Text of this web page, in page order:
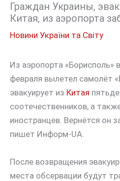
Граждан Украины,
Китая, из аэропорта
Новини України та Світу
Из аэропорта «Борисполь»
февраля вылетел самолёт
эвакуирует из Китая
соотечественников, а
иностранцев. Вернётся он
пишет Информ-UA.
После возвращения
места обсервации будут